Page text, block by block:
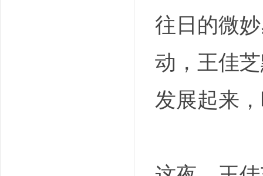
往日的微
动，王佳
发展起来